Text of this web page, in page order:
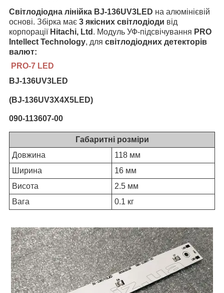
Світлодіодна лінійка BJ-136UV3LED на алюмінієвій
основі. Збірка має 3 якісних світлодіоди від
корпорації Hitachi, Ltd . Модуль УФ-підсвічування PRO
Intellect Technology, для світлодіодних детекторів
валют:
PRO-7 LED
BJ-136UV3LED
(BJ-136UV3X4X5LED)
090-113607-00
Габаритні розміри
Довжина
118 мм
Ширина
16 мм
Висота
2.5 мм
Вага
0.1 кг